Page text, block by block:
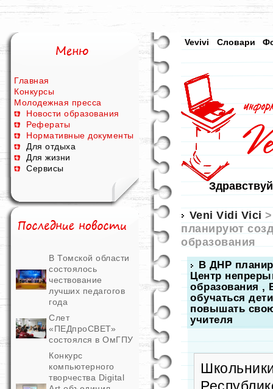
Главная
Конкурсы
Молодежная пресса
Новости образования
Рефераты
Нормативные документы
Для отдыха
Для жизни
Сервисы
В Томской области
состоялось
чествование
лучших педагогов
года
Слет
«ПЕДпроСВЕТ»
состоялся в ОмГПУ
Конкурс
компьютерного
творчества Digital
Vevivi Словари
Veni Vidi Vici
планируют
образования
В ДНР
Центр
образования ,
обучаться
повышать
учителя